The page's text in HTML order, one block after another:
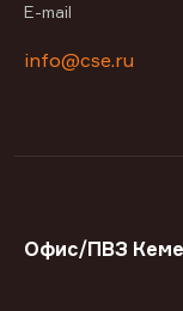
E-mail
info@cse.ru
Офис/ПВЗ